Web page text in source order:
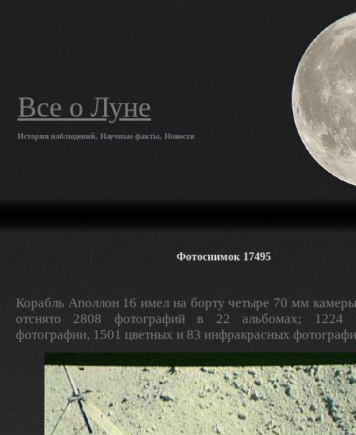
Все о Луне
История наблюдений, Научные факты, Новости
Фотоснимок 17495
Корабль Аполлон 16 имел на борту четыре 70 мм
отснято 2808 фотографий в 22 альбомах; 1224
фотографии, 1501 цветных и 83 инфракрасных